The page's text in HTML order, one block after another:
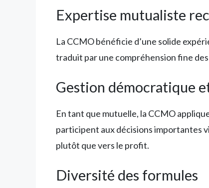
Expertise mutualiste
La CCMO bénéficie d’une solide
traduit par une compréhension fine
Gestion démocratique
En tant que mutuelle, la CCMO
participent aux décisions importantes
plutôt que vers le profit.
Diversité des formules